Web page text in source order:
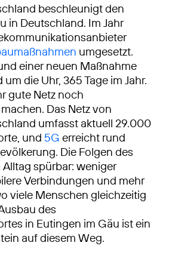
beschleunigt den
in Deutschland. Im Jahr
umgesetzt.
einer neuen Maßnahme
die Uhr, 365 Tage im Jahr.
gute Netz noch
Das Netz von
umfasst aktuell 29.000
und 5G erreicht rund
Die Folgen des
spürbar: weniger
Verbindungen und mehr
viele Menschen gleichzeitig
des
in Eutingen im Gäu ist ein
auf diesem Weg.